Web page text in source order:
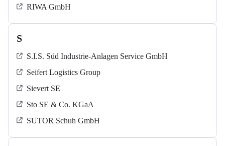
RIWA GmbH
S
S.I.S. Süd Industrie-Anlagen Service GmbH
Seifert Logistics Group
Sievert SE
Sto SE & Co. KGaA
SUTOR Schuh GmbH